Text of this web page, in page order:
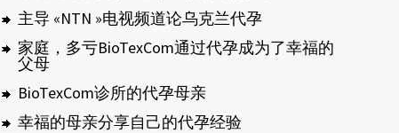
主导 «NTN »电视频道论乌克兰代孕
家庭，多亏BioTexCom通过代孕成为了幸福的
父母
BioTexCom诊所的代孕母亲
幸福的母亲分享自己的代孕经验